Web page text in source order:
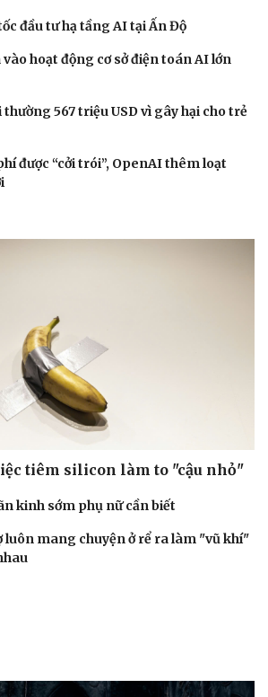
Tình yêu - Gia đình
đầu tư hạ tầng AI tại Ấn Độ
hoạt động cơ sở điện toán AI lớn
567 triệu USD vì gây hại cho trẻ
được “cởi trói”, OpenAI thêm loạt
tiêm silicon làm to "cậu nhỏ"
kinh sớm phụ nữ cần biết
luôn mang chuyện ở rể ra làm "vũ khí"